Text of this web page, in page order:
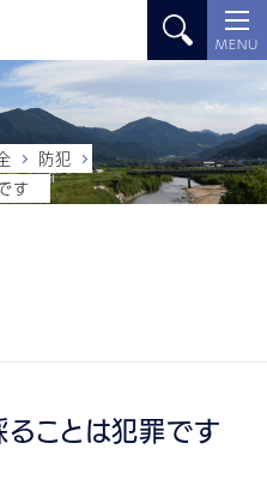
MENU
防犯
す
ことは犯罪です